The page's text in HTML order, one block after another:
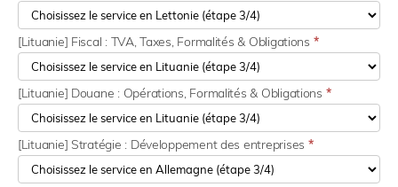
[Lituanie] Fiscal : TVA, Taxes, Formalités & Obligations *
[Lituanie] Douane : Opérations, Formalités & Obligations *
[Lituanie] Stratégie : Développement des entreprises *